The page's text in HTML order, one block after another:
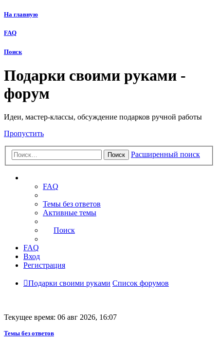
На главную
FAQ
Поиск
Подарки своими руками -
форум
Идеи, мастер-классы, обсуждение подарков ручной работы
Пропустить
Поиск Расширенный поиск
FAQ
Темы без ответов
Активные темы
Поиск
FAQ
Вход
Регистрация
Подарки своими руками Список форумов
Текущее время: 06 авг 2026, 16:07
Темы без ответов